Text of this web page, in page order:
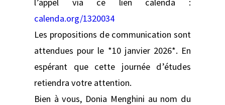
calenda.org/1320034
Les propositions de communication sont
attendues pour le *10 janvier 2026*. En
espérant que cette journée d’études
retiendra votre attention.
Bien à vous, Donia Menghini au nom du